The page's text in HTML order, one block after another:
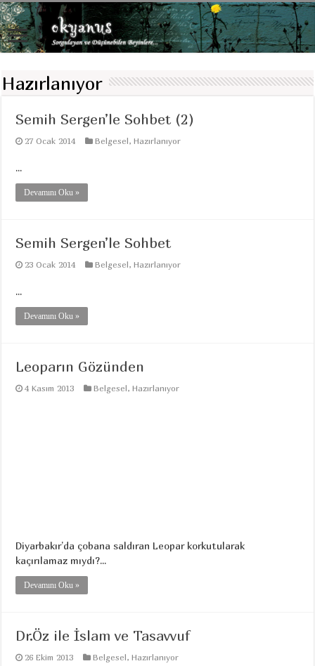
Hazırlanıyor
Semih Sergen’le Sohbet (2)
27 Ocak 2014 Belgesel,Hazırlanıyor
...
Devamını Oku »
Semih Sergen’le Sohbet
23 Ocak 2014 Belgesel,Hazırlanıyor
...
Devamını Oku »
Leoparın Gözünden
4 Kasım 2013 Belgesel,Hazırlanıyor
Diyarbakır’da çobana saldıran Leopar korkutularak
kaçırılamaz mıydı?...
Devamını Oku »
Dr.Öz ile İslam ve Tasavvuf
26 Ekim 2013 Belgesel,Hazırlanıyor